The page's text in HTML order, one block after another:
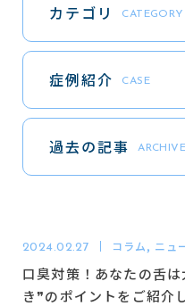
WEB診療予
8:00 - 18:30
※ 診療の受
カテゴリ CATEGORY
症例紹介 CASE
過去の記事 ARCHIVE
2024.02.27 コラム, ニュ
口臭対策！あなたの舌
き❞のポイントをご紹介